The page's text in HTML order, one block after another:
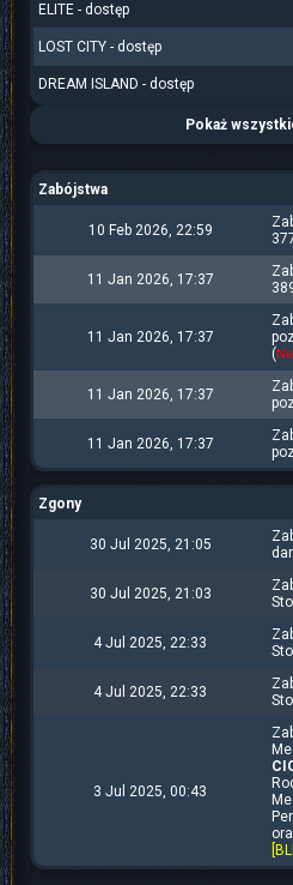
ELITE - dostęp
LOST CITY - dostęp
DREAM ISLAND - dostęp
Pokaż
Zabójstwa
10 Feb 2026, 22:59
11 Jan 2026, 17:37
11 Jan 2026, 17:37
(
11 Jan 2026, 17:37
11 Jan 2026, 17:37
Zgony
30 Jul 2025, 21:05
30 Jul 2025, 21:03
4 Jul 2025, 22:33
4 Jul 2025, 22:33
3 Jul 2025, 00:43